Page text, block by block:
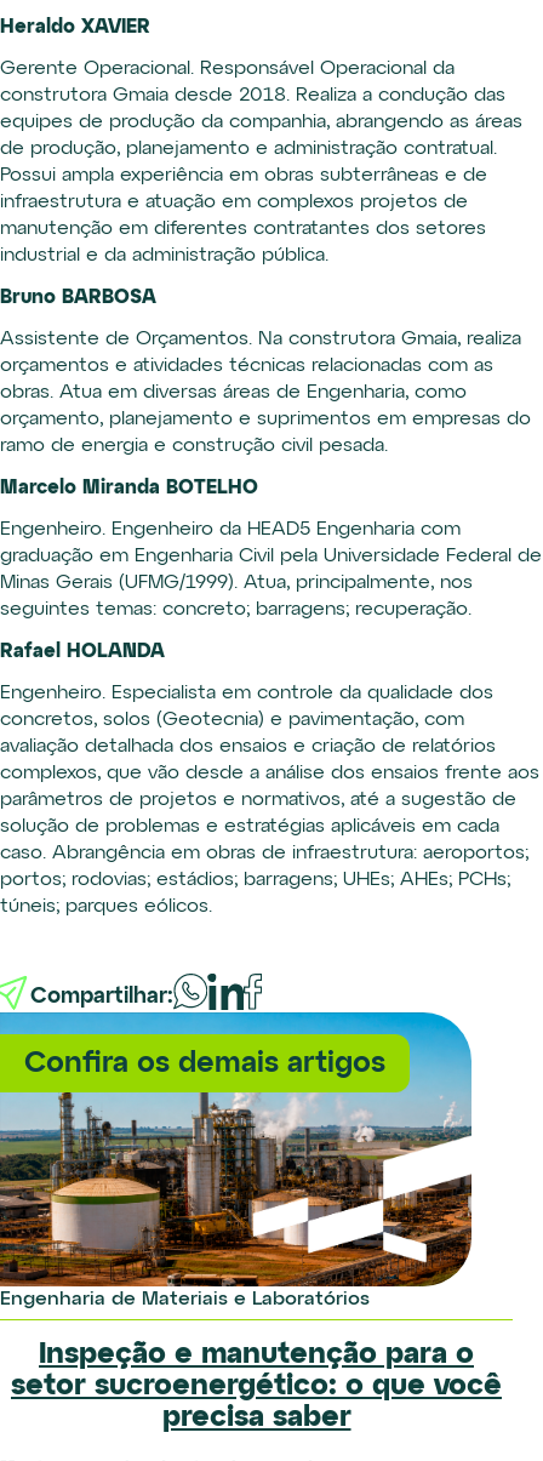
Heraldo XAVIER
Gerente Operacional. Responsável Operacional da
construtora Gmaia desde 2018. Realiza a condução das
equipes de produção da companhia, abrangendo as áreas
de produção, planejamento e administração contratual.
Possui ampla experiência em obras subterrâneas e de
infraestrutura e atuação em complexos projetos de
manutenção em diferentes contratantes dos setores
industrial e da administração pública.
Bruno BARBOSA
Assistente de Orçamentos. Na construtora Gmaia, realiza
orçamentos e atividades técnicas relacionadas com as
obras. Atua em diversas áreas de Engenharia, como
orçamento, planejamento e suprimentos em empresas do
ramo de energia e construção civil pesada.
Marcelo Miranda BOTELHO
Engenheiro. Engenheiro da HEAD5 Engenharia com
graduação em Engenharia Civil pela Universidade Federal de
Minas Gerais (UFMG/1999). Atua, principalmente, nos
seguintes temas: concreto; barragens; recuperação.
Rafael HOLANDA
Engenheiro. Especialista em controle da qualidade dos
concretos, solos (Geotecnia) e pavimentação, com
avaliação detalhada dos ensaios e criação de relatórios
complexos, que vão desde a análise dos ensaios frente aos
parâmetros de projetos e normativos, até a sugestão de
solução de problemas e estratégias aplicáveis em cada
caso. Abrangência em obras de infraestrutura: aeroportos;
portos; rodovias; estádios; barragens; UHEs; AHEs; PCHs;
túneis; parques eólicos.
Compartilhar:
Confira os demais artigos
Engenharia de Materiais e Laboratórios
Inspeção e manutenção para o
setor sucroenergético: o que você
precisa saber
Offshore
Inspeção Subsea: quando contratar
e o que esperar do serviço
Engenharia de Materiais e Laboratórios
Por Que Contratar um Laboratório
de Ensaios Metalúrgicos
Avançados?